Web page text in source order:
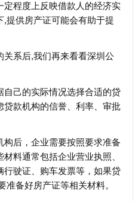
程度上反映借款人的经济实
提供房产证可能会有助于提
系后,我们再来看看深圳公
己的实际情况选择合适的贷
款机构的信誉、利率、审批
后，企业需要按照要求准备
料通常包括企业营业执照、
驶证、购车发票等，如果贷
备好房产证等相关材料。